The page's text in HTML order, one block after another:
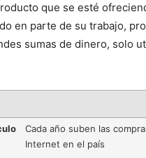
que se esté
en parte de su trabajo,
sumas de dinero, solo
Cada año suben las
Internet en el país